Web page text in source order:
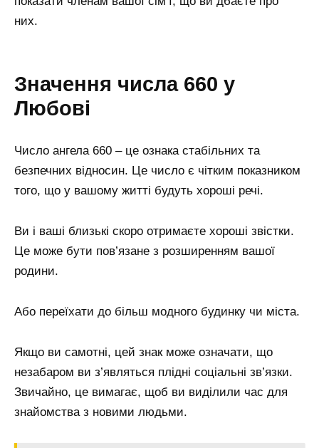
них.
Значення числа 660 у
Любові
Число ангела 660 – це ознака стабільних та
безпечних відносин. Це число є чітким показником
того, що у вашому житті будуть хороші речі.
Ви і ваші близькі скоро отримаєте хороші звістки.
Це може бути пов’язане з розширенням вашої
родини.
Або переїхати до більш модного будинку чи міста.
Якщо ви самотні, цей знак може означати, що
незабаром ви з’являться плідні соціальні зв’язки.
Звичайно, це вимагає, щоб ви виділили час для
знайомства з новими людьми.